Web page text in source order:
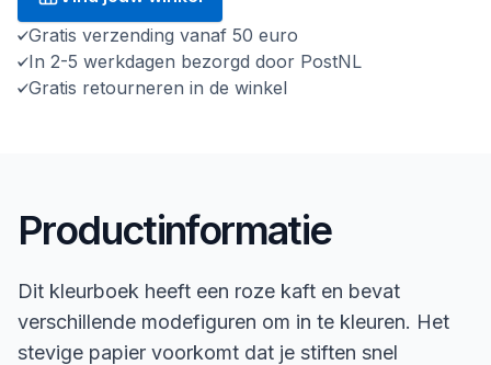
Gratis verzending vanaf 50 euro
In 2-5 werkdagen bezorgd door PostNL
Gratis retourneren in de winkel
Productinformatie
Dit kleurboek heeft een roze kaft en bevat
verschillende modefiguren om in te kleuren. Het
stevige papier voorkomt dat je stiften snel